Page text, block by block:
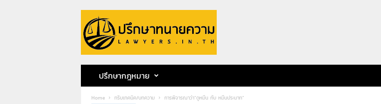
ป
ก
ษ
ปรึกษากฎหมาย
Home ทริบเทคนิค/บทความ การพิจารณาว่า“ดูหมิ่น กับ หมิ่นประมาท”